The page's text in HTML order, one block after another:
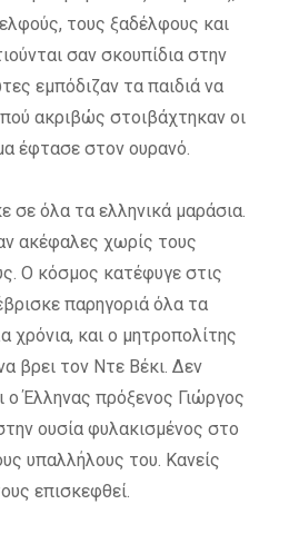
τους ξαδέλφους και
σαν σκουπίδια στην
εμπόδιζαν τα παιδιά να
ακριβώς στοιβάχτηκαν οι
έφτασε στον ουρανό.
σε όλα τα ελληνικά μαράσια.
ακέφαλες χωρίς τους
Ο κόσμος κατέφυγε στις
παρηγοριά όλα τα
χρόνια, και ο μητροπολίτης
βρει τον Ντε Βέκι. Δεν
ο Έλληνας πρόξενος Γιώργος
ουσία φυλακισμένος στο
υπαλλήλους του. Κανείς
επισκεφθεί.